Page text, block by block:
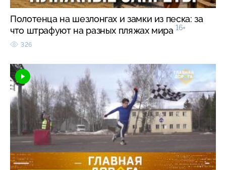
Полотенца на шезлонгах и замки из песка: за
что штрафуют на разных пляжах мира 16+
326